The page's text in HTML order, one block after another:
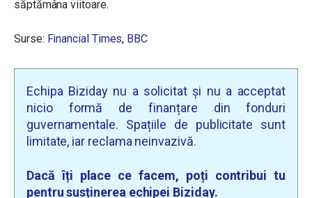
săptămâna viitoare.
Surse: Financial Times, BBC
Echipa Biziday nu a solicitat și nu a acceptat
nicio formă de finanțare din fonduri
guvernamentale. Spațiile de publicitate sunt
limitate, iar reclama neinvazivă.
Dacă îți place ce facem, poți contribui tu
pentru susținerea echipei Biziday.